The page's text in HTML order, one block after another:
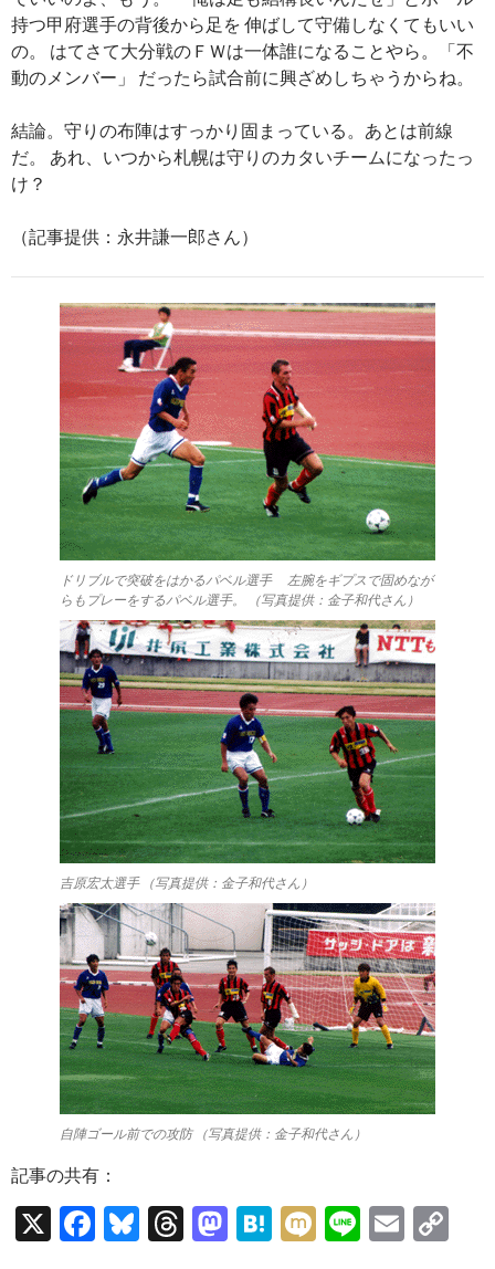
持つ甲府選手の背後から足を 伸ばして守備しなくてもいい
の。 はてさて大分戦のＦＷは一体誰になることやら。「不
動のメンバー」 だったら試合前に興ざめしちゃうからね。
結論。守りの布陣はすっかり固まっている。あとは前線
だ。 あれ、いつから札幌は守りのカタいチームになったっ
け？
（記事提供：永井謙一郎さん）
ドリブルで突破をはかるパベル選手 左腕をギプスで固めなが
らもプレーをするパベル選手。 （写真提供：金子和代さん）
吉原宏太選手 （写真提供：金子和代さん）
自陣ゴール前での攻防 （写真提供：金子和代さん）
記事の共有：
X
F
Bl T
M H
M Li
E